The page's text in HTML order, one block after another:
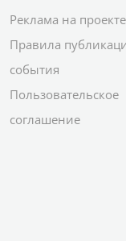
Реклама на проекте
Правила
события
Пользовательское
соглашение